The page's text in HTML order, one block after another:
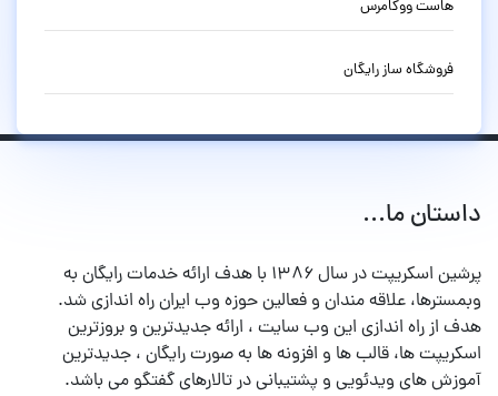
هاست ووکامرس
فروشگاه ساز رایگان
داستان ما...
پرشین اسکریپت در سال ۱۳۸۶ با هدف ارائه خدمات رایگان به
وبمسترها، علاقه مندان و فعالین حوزه وب ایران راه اندازی شد.
هدف از راه اندازی این وب سایت ، ارائه جدیدترین و بروزترین
اسکریپت ها، قالب ها و افزونه ها به صورت رایگان ، جدیدترین
آموزش های ویدئویی و پشتیبانی در تالارهای گفتگو می باشد.